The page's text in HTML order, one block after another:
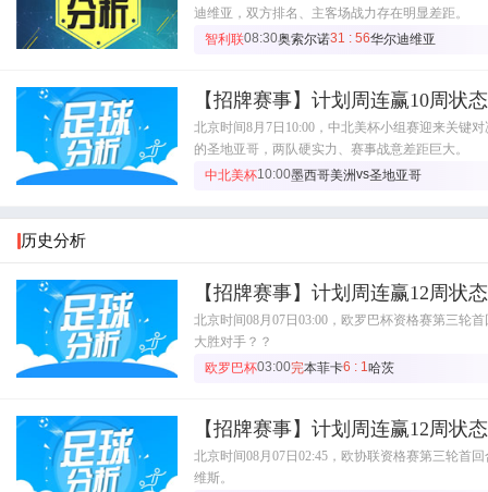
迪维亚，双方排名、主客场战力存在明显差距。
智利联08:30奥索尔诺31 : 56华尔迪维亚
【招牌赛事】计划周连赢10周状
北京时间8月7日10:00，中北美杯小组赛迎来关键
的圣地亚哥，两队硬实力、赛事战意差距巨大。
中北美杯10:00墨西哥美洲vs圣地亚哥
历史分析
【招牌赛事】计划周连赢12周状
北京时间08月07日03:00，欧罗巴杯资格赛第三轮
大胜对手？？
欧罗巴杯03:00完本菲卡6 : 1哈茨
【招牌赛事】计划周连赢12周状
北京时间08月07日02:45，欧协联资格赛第三轮首
维斯。